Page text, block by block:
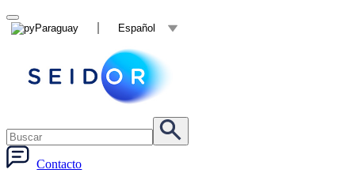
Paraguay Español
Contacto